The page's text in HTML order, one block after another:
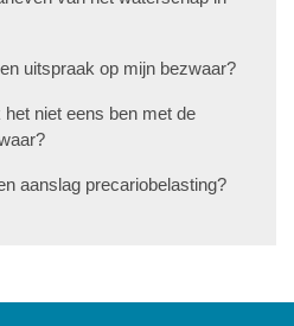
uitspraak op mijn bezwaar?
niet eens ben met de
aanslag precariobelasting?